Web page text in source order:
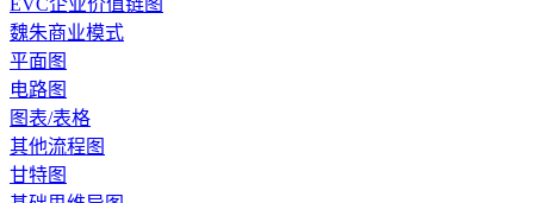
EVC企业价值链图
魏朱商业模式
平面图
电路图
图表/表格
其他流程图
甘特图